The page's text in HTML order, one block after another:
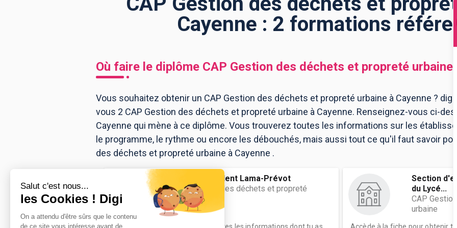
Cayenne : 2 formations
Où faire le diplôme CAP Gestion des déchets et propreté urbaine
Vous souhaitez obtenir un CAP Gestion des déchets et propreté urbaine à Cayenne ?
vous 2 CAP Gestion des déchets et propreté urbaine à Cayenne. Renseignez-vous ci-
Cayenne qui mène à ce diplôme. Vous trouverez toutes les informations sur les
le programme, le rythme ou encore les débouchés, mais aussi tout ce qu'il faut savoir
des déchets et propreté urbaine à Cayenne .
Lycée polyvalent Lama-Prévot
CAP Gestion des déchets et propreté
urbaine
Section
du Lycé...
CAP
urbaine